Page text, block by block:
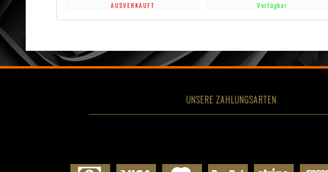
AUSVERKAUFT Verfügbar
UNSERE ZAHLUNGSARTEN